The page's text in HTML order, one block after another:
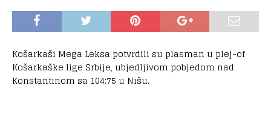
Košarkaši Mega Leksa potvrdili su plasman u plej-of
Košarkaške lige Srbije, ubjedljivom pobjedom nad
Konstantinom sa 104:75 u Nišu.